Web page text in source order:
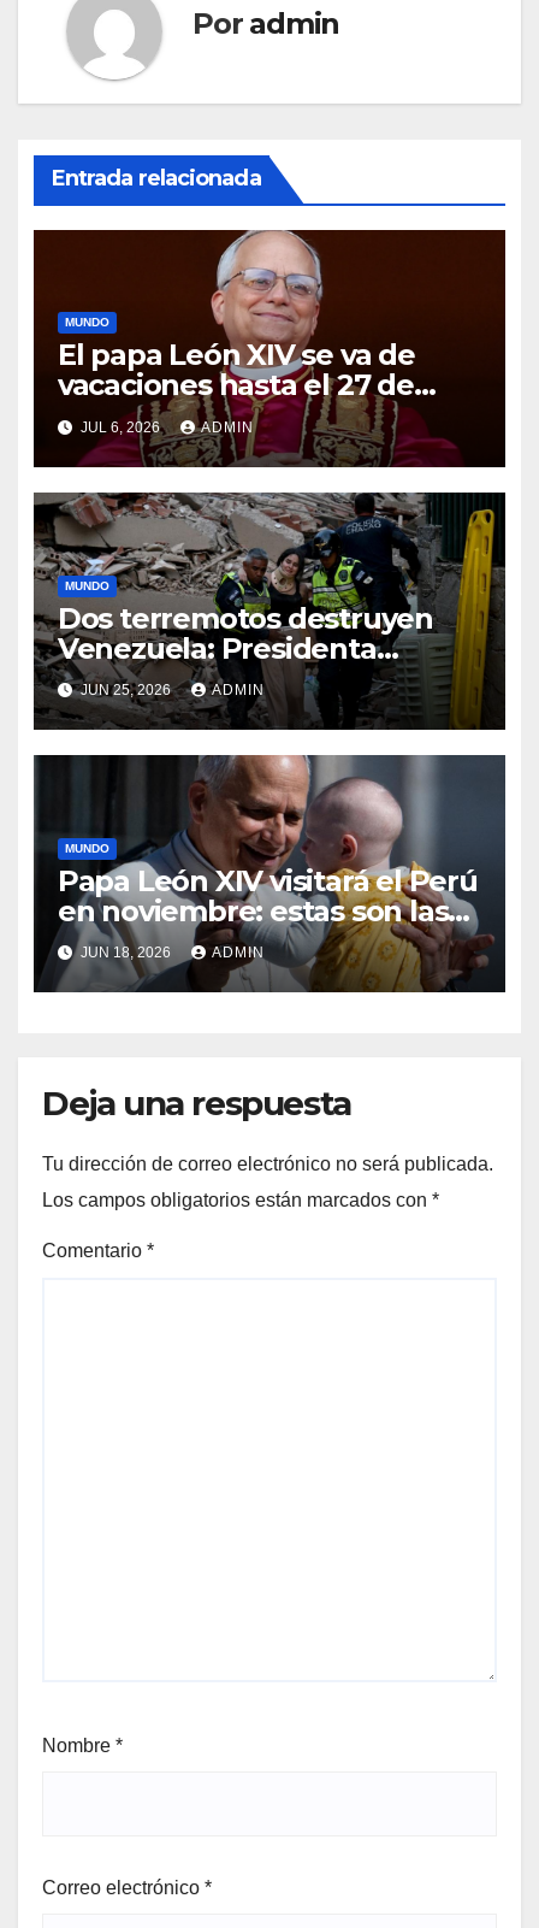
Por admin
Entrada relacionada
MUNDO
El papa León XIV se va de
vacaciones hasta el 27 de
julio: ¿Cómo queda la agenda
del Vaticano?
JUL 6, 2026 ADMIN
MUNDO
Dos terremotos destruyen
Venezuela: Presidenta
declara estado de
emergencia
JUN 25, 2026 ADMIN
MUNDO
Papa León XIV visitará el Perú
en noviembre: estas son las
ciudades que recorrería
durante su histórica gira
JUN 18, 2026 ADMIN
Deja una respuesta
Tu dirección de correo electrónico no será publicada.
Los campos obligatorios están marcados con *
Comentario *
Nombre *
Correo electrónico *